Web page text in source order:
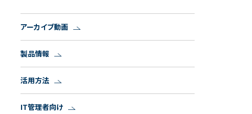
アーカイブ動画
製品情報
活用方法
IT管理者向け